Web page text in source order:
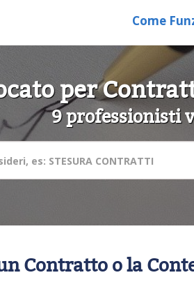
Come
per
9 professionisti
Contratto o la